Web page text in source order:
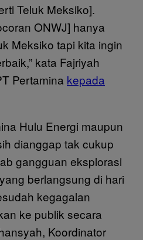
Teluk Meksiko].
ONWJ] hanya
Meksiko tapi kita ingin
kata Fajriyah
Pertamina kepada
Hulu Energi maupun
dianggap tak cukup
gangguan eksplorasi
berlangsung di hari
kegagalan
ke publik secara
Koordinator